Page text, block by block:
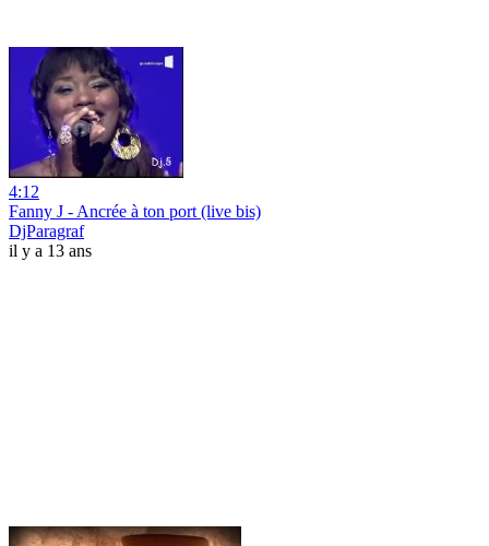
4:12
Fanny J - Ancrée à ton port (live bis)
DjParagraf
il y a 13 ans